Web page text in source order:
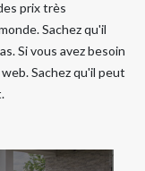
prix très
Sachez qu'il
Si vous avez besoin
Sachez qu'il peut